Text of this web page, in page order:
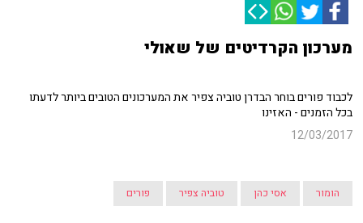
מערכון הקרדיטים של שאולי
לכבוד פורים בוחר הבדרן טוביה צפיר את המערכונים הטובים ביותר לדעתו
בכל הזמנים - האזינו
12/03/2017
הומור אסי כהן טוביה צפיר פורים